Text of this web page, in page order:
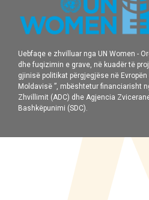
Uebfaqe e zhvilluar nga UN Women -
dhe fuqizimin e grave, në kuadër të
gjinisë politikat përgjegjëse në
Moldavisë ”, mbështetur financiarisht
Zhvillimit (ADC) dhe Agjencia
Bashkëpunimi (SDC).